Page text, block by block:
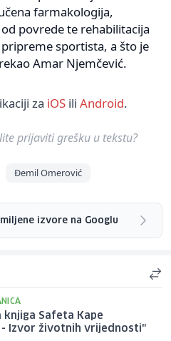
farmakologija,
povrede te rehabilitacija
sportista, a što je
Amar Njemčević.
za iOS ili Android.
prijaviti grešku u tekstu?
Đemil Omerović
izvore na Googlu
knjiga Safeta Kape
- Izvor životnih vrijednosti"